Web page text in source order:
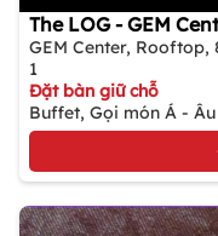
The LOG - GEM
GEM Center, Rooftop,
1
Đặt bàn giữ chỗ
Buffet, Gọi món Á - Âu